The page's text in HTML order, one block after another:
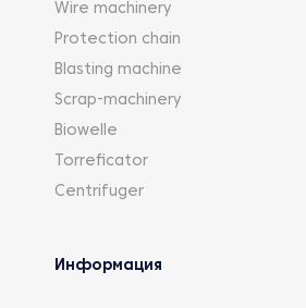
Wire machinery
Protection chain
Blasting machine
Scrap-machinery
Biowelle
Torreficator
Centrifuger
Информация